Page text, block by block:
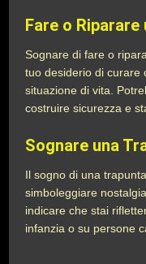
Fare o Riparare
Sognare di fare o
tuo desiderio di curare
situazione di vita.
costruire sicurezza e
Sognare una
Il sogno di una
simboleggiare
indicare che stai
infanzia o su persone